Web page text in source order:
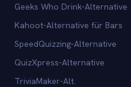
Geeks Who Drink-Alternative
Kahoot-Alternative für Bars
SpeedQuizzing-Alternative
QuizXpress-Alternative
TriviaMaker-Alt.